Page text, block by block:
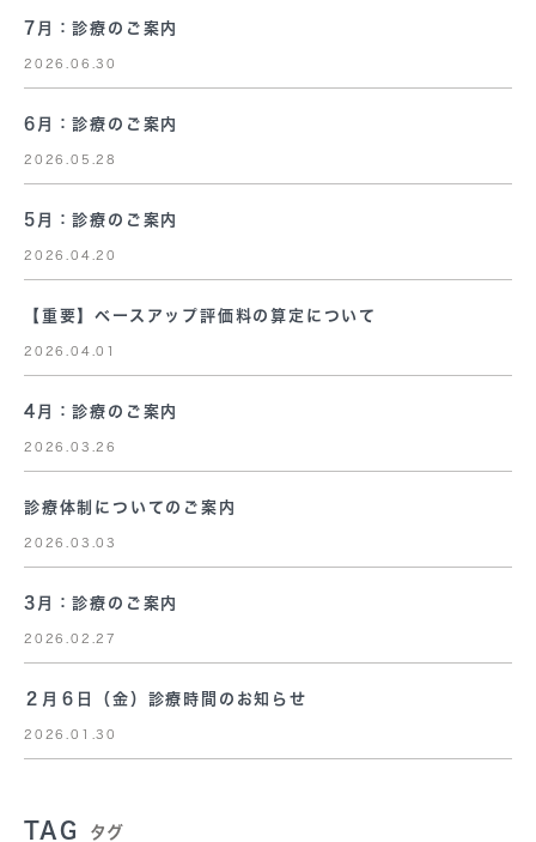
7月：診療のご案内
2026.06.30
6月：診療のご案内
2026.05.28
5月：診療のご案内
2026.04.20
【重要】ベースアップ評価料の算定について
2026.04.01
4月：診療のご案内
2026.03.26
診療体制についてのご案内
2026.03.03
3月：診療のご案内
2026.02.27
２月６日（金）診療時間のお知らせ
2026.01.30
TAG タグ